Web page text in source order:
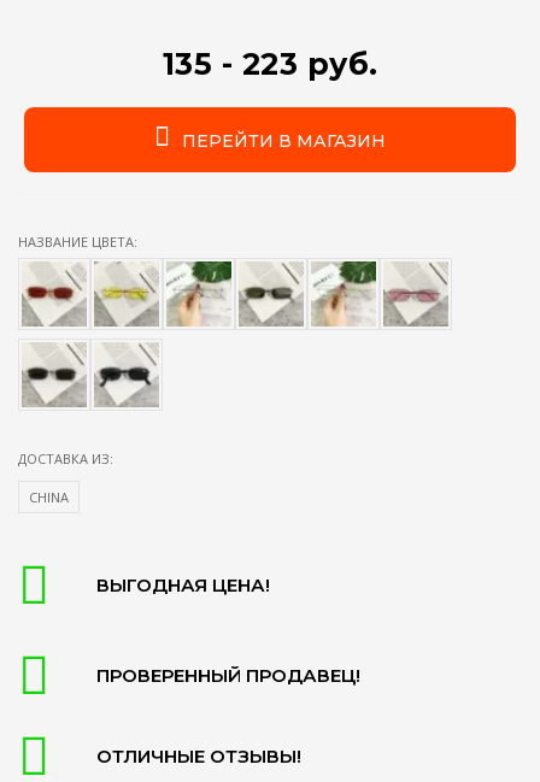
135 - 223 руб.
ПЕРЕЙТИ В МАГАЗИН
НАЗВАНИЕ ЦВЕТА:
ДОСТАВКА ИЗ:
CHINA
ВЫГОДНАЯ ЦЕНА!
ПРОВЕРЕННЫЙ ПРОДАВЕЦ!
ОТЛИЧНЫЕ ОТЗЫВЫ!